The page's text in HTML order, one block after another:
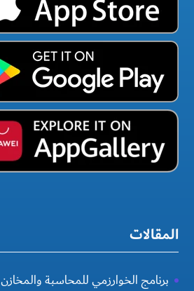
المقالات
برنامج الخوارزمي للمحاسبة والمخازن